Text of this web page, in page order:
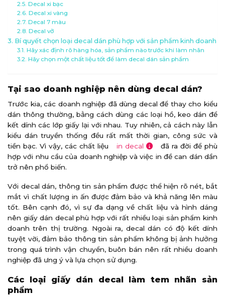
Decal xi bạc
Decal xi vàng
Decal 7 màu
Decal vỡ
Bí quyết chọn loại decal dán phù hợp với sản phẩm kinh doanh
Hãy xác định rõ hàng hóa, sản phẩm nào trước khi làm nhãn
Hãy chọn một chất liệu tốt để làm decal dán sản phẩm
Tại sao doanh nghiệp nên dùng decal dán?
Trước kia, các doanh nghiệp đã dùng decal để thay cho kiểu
dán thông thường, bằng cách dùng các loại hồ, keo dán để
kết dính các lớp giấy lại với nhau. Tuy nhiên, cả cách này lẫn
kiểu dán truyền thống đều rất mất thời gian, công sức và
tiền bạc. Vì vậy, các chất liệu
in decal
đã ra đời để phù
hợp với nhu cầu của doanh nghiệp và việc in đề can dán dần
trở nên phổ biến.
Với decal dán, thông tin sản phẩm được thể hiện rõ nét, bắt
mắt vì chất lượng in ấn được đảm bảo và khả năng lên màu
tốt. Bên cạnh đó, vì sự đa dạng về chất liệu và hình dáng
nên giấy dán decal phù hợp với rất nhiều loại sản phẩm kinh
doanh trên thị trường. Ngoài ra, decal dán có độ kết dính
tuyệt vời, đảm bảo thông tin sản phẩm không bị ảnh hưởng
trong quá trình vận chuyển, buôn bán nên rất nhiều doanh
nghiệp đã ưng ý và lựa chọn sử dụng.
Các loại giấy dán decal làm tem nhãn sản
phẩm